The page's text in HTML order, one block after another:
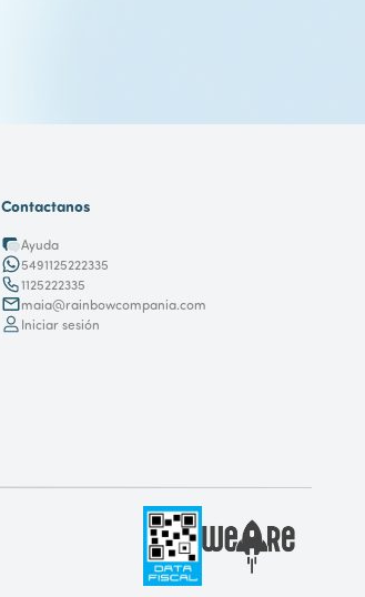
Contactanos
Ayuda
5491125222335
1125222335
maia@rainbowcompania.com
Iniciar sesión